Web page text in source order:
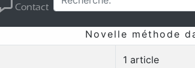
Contact
Novelle méthode
1 article